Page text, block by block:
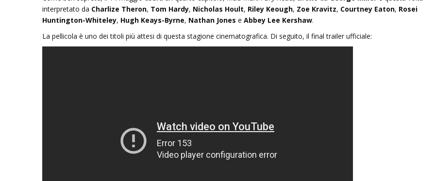
interpretato da Charlize Theron, Tom Hardy, Nicholas Hoult, Riley Keough, Zoe Kravitz, Courtney Eaton, Rosei
Huntington-Whiteley, Hugh Keays-Byrne, Nathan Jones e Abbey Lee Kershaw.
La pellicola è uno deititoli più attesi di questa stagione cinematografica. Di seguito, il final trailer ufficiale:
Inseguendo un’ombra: cento anni di
Andrea Camilleri
13 Dicembre 2025
Le indegne: romanzo di
27 Dicembre 2025